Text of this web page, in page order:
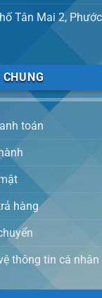
Tân Mai 2,
toán
hàng
thông tin cá nhân